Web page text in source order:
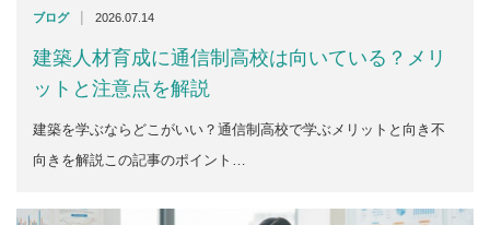
ブログ | 2026.07.14
建築人材育成に通信制高校は向いている？メリ
ットと注意点を解説
建築を学ぶならどこがいい？通信制高校で学ぶメリットと向き不
向きを解説この記事のポイント…